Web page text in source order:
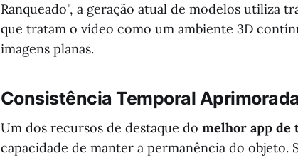
Ranqueado", a geração atual de modelos utiliza
que tratam o vídeo como um ambiente 3D
imagens planas.
Consistência Temporal Aprimorada
Um dos recursos de destaque do melhor app de
capacidade de manter a permanência do objeto.